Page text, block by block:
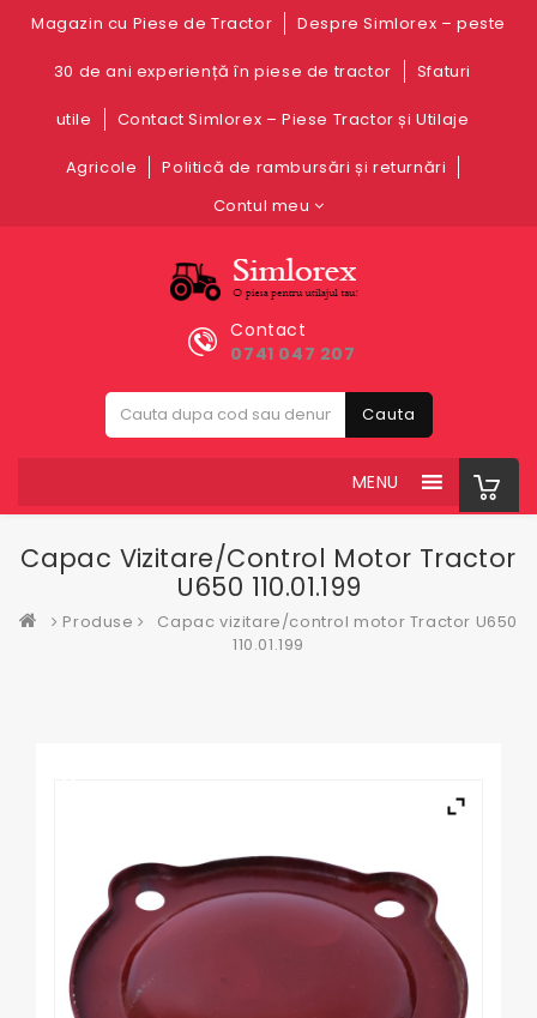
Magazin cu Piese de Tractor Despre Simlorex – peste
30 de ani experiență în piese de tractor Sfaturi
utile Contact Simlorex – Piese Tractor și Utilaje
Agricole
Politică de rambursări și returnări
Contul meu
Contact
0741 047 207
Cauta
MENU
Capac Vizitare/control Motor Tractor
U650 110.01.199
Produse
Capac vizitare/control motor Tractor U650
110.01.199